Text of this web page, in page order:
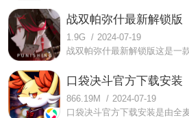
战双帕弥什最新解锁版
1.9G / 2024-07-19
口袋决斗官方下载安装
866.19M / 2024-07-19